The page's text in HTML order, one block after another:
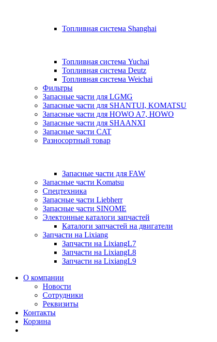
Топливная система Shanghai
Топливная система Yuchai
Топливная система Deutz
Топливная система Weichai
Фильтры
Запасные части для LGMG
Запасные части для SHANTUI, KOMATSU
Запасные части для HOWO A7, HOWO
Запасные части для SHAANXI
Запасные части CAT
Разносортный товар
Запасные части для FAW
Запасные части Komatsu
Спецтехника
Запасные части Liebherr
Запасные части SINOME
Электонные каталоги запчастей
Каталоги запчастей на двигатели
Запчасти на Lixiang
Запчасти на LixiangL7
Запчасти на LixiangL8
Запчасти на LixiangL9
О компании
Новости
Сотрудники
Реквизиты
Контакты
Корзина